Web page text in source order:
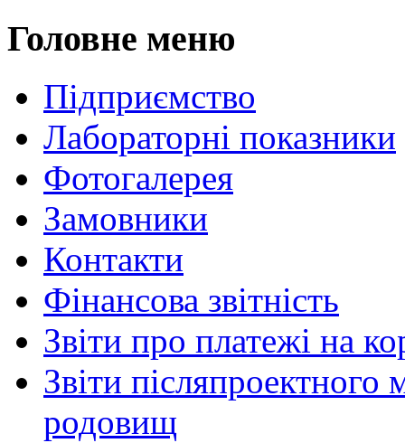
Головне меню
Підприємство
Лабораторні показники
Фотогалерея
Замовники
Контакти
Фінансова звітність
Звіти про платежі на
Звіти післяпроектного
родовищ